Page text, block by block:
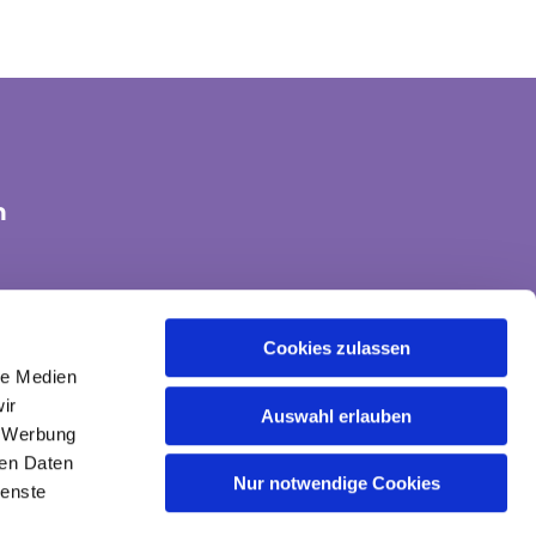
Medien
Daten
Cookies zulassen
Auswahl erlauben
Nur notwendige Cookies